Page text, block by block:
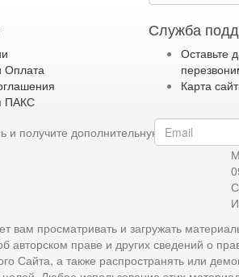
Оплата
ПАКС
Служба
Оставьте
Карта
и получите дополнительную скидку
вам просматривать и загружать
авторском праве и других сведений о
Сайта, а также распространять или